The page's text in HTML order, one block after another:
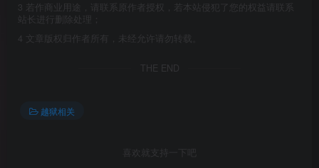
3 若作商业用途，请联系原作者授权，若本站侵犯了您的权益请联系
站长进行删除处理；
4 文章版权归作者所有，未经允许请勿转载。
THE END
越狱相关
喜欢就支持一下吧